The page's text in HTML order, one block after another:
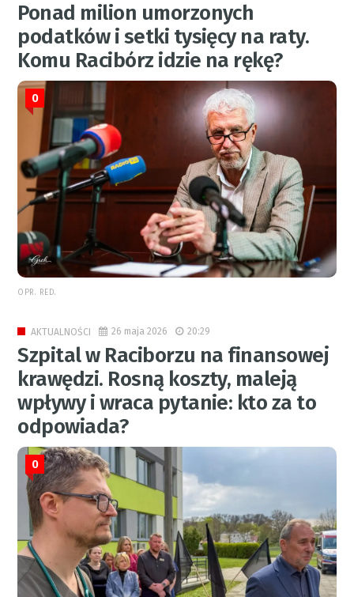
Ponad milion umorzonych
podatków i setki tysięcy na raty.
Komu Racibórz idzie na rękę?
0
OPR. RED.
AKTUALNOŚCI 26 maja 2026 20:29
Szpital w Raciborzu na finansowej
krawędzi. Rosną koszty, maleją
wpływy i wraca pytanie: kto za to
odpowiada?
0